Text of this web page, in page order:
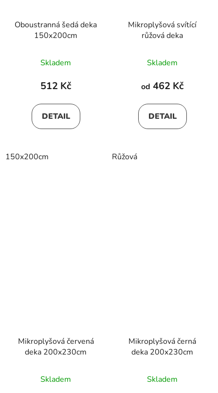
Oboustranná šedá deka
150x200cm
Skladem
512 Kč
DETAIL
150x200cm
Mikroplyšová svítící
růžová deka
Skladem
od 462 Kč
DETAIL
Růžová
Mikroplyšová červená
deka 200x230cm
Skladem
Mikroplyšová černá
deka 200x230cm
Skladem